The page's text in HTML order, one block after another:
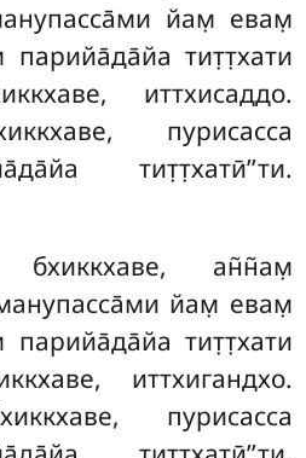
йам̣ евам̣
парийа̄да̄йа тит̣т̣хати
иттхисаддо.
пурисасса
тит̣т̣хатӣ’’ти.
бхиккхаве, ан̃н̃ам̣
йам̣ евам̣
парийа̄да̄йа тит̣т̣хати
иттхигандхо.
пурисасса